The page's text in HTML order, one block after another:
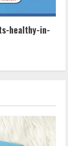
healthy-in-